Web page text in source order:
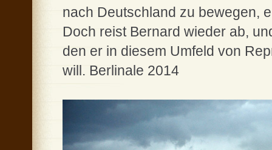
nach Deutschland zu bewegen,
Doch reist Bernard wieder ab,
den er in diesem Umfeld von
will. Berlinale 2014